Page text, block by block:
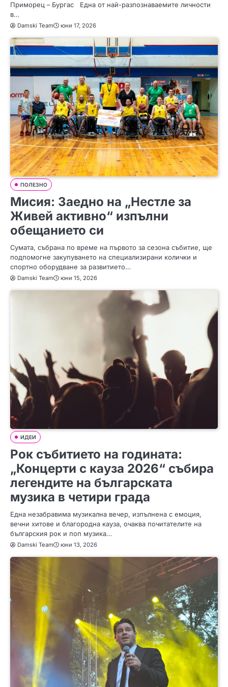
Приморец – Бургас Една от най-разпознаваемите личности
в…
Damski Team юни 17, 2026
ПОЛЕЗНО
Мисия: Заедно на „Нестле за
Живей активно“ изпълни
обещанието си
Сумата, събрана по време на първото за сезона събитие, ще
подпомогне закупуването на специализирани колички и
спортно оборудване за развитието…
Damski Team юни 15, 2026
ИДЕИ
Рок събитието на годината:
„Концерти с кауза 2026“ събира
легендите на българската
музика в четири града
Една незабравима музикална вечер, изпълнена с емоция,
вечни хитове и благородна кауза, очаква почитателите на
българския рок и поп музика…
Damski Team юни 13, 2026